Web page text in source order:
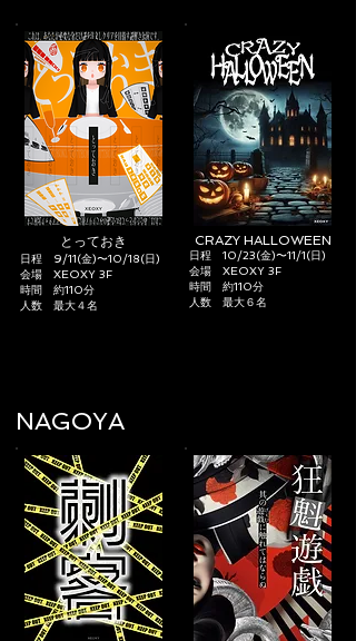
とっておき
日程 9/11(金)〜10/18(日)
​会場 XEOXY 3F
時間 約110分
​人数 最大４名
CRAZY HALLOWEEN
日程 10/23(金)〜11/1(日)
​会場 XEOXY 3F
時間 約110分
​人数 最大６名
NAGOYA